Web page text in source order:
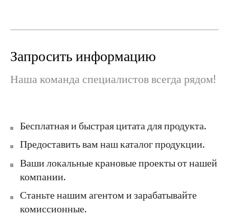
Запросить информацию
Наша команда специалистов всегда рядом!
Бесплатная и быстрая цитата для продукта.
Предоставить вам наш каталог продукции.
Ваши локальные крановые проекты от нашей
компании.
Станьте нашим агентом и зарабатывайте
комиссионные.